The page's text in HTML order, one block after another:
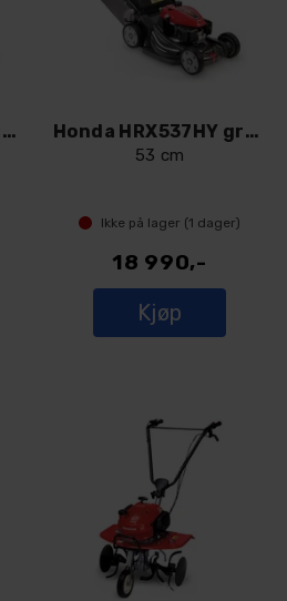
Honda HRS536VK gressklipper Honda HRX537HY gressklipper
53 cm
Ikke på lager (1 dager)
18 990,-
Kjøp